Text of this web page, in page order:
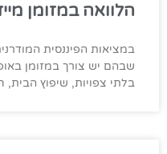
הלוואה במזומן
במציאות הפיננסית
שבהם יש צורך במזומן
בלתי צפויות, שיפוץ הבית,